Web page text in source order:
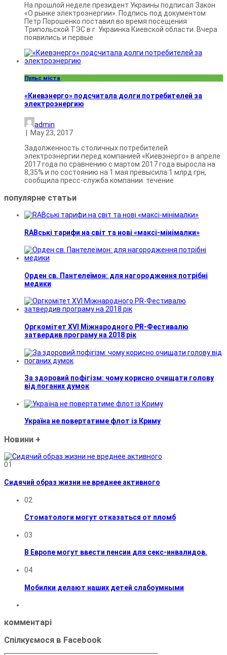
На прошлой неделе президент Украины подписал Закон
«О рынке электроэнергии». Подпись под документом
Петр Порошенко поставил во время посещения
Трипольской ТЭС в г. Украинка Киевской области. Вчера
появились и первые
Пульс міста
«Киевэнерго» подсчитала долги потребителей за
электроэнергию
admin
May 23, 2017
Задолженность столичных потребителей
электроэнергии перед компанией «Киевэнерго» в апреле
2017 года по сравнению с мартом 2017 года выросла на
8,35% и по состоянию на 1 мая превысила 1 млрд грн,
сообщила пресс-служба компании. течение
популярне статьи
RABські тарифи на світ та нові «максі-мінімалки»
Орден св. Пантелеїмон: для нагородження потрібні
медики
Оргкомітет XVI Міжнародного PR-Фестивалю
затвердив програму на 2018 рік
За здоровий пофігізм: чому корисно очищати голову
від поганих думок
Україна не повертатиме флот із Криму
Новини +
01
Сидячий образ жизни не вреднее активного
02
Стоматологи могут отказаться от пломб
03
В Европе могут ввести пенсии для секс-инвалидов.
04
Мобилки делают наших детей слабоумными
комментарі
Спілкуємося в Facebook